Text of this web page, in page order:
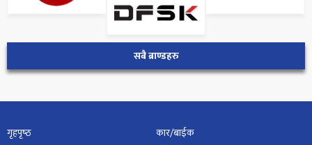
सबै ब्राण्डहरु
गृहपृष्‍ठ
कार/बाईक